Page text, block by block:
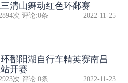
清山舞动红色环鄱赛
2894次 评论:0条 2022-11-25
环鄱阳湖自行车精英赛南昌
开赛
2923次 评论:0条 2022-11-23